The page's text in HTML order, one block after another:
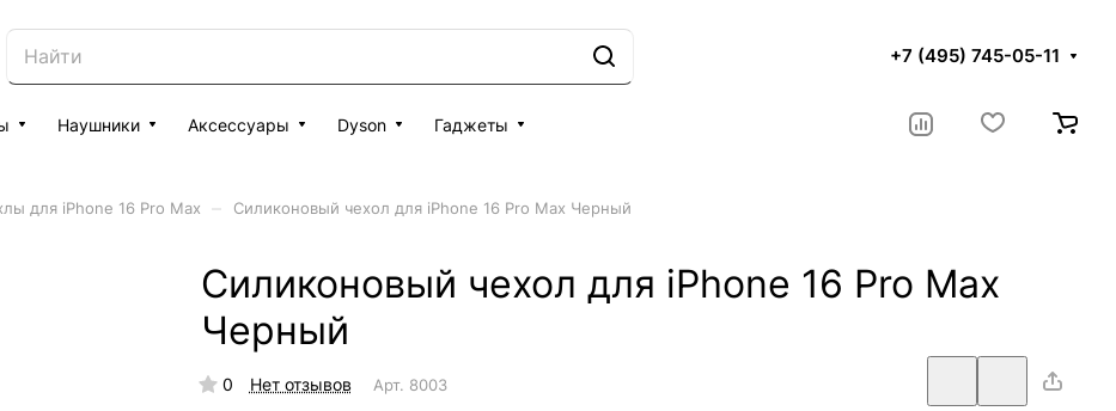
+7 (495) 745-05-11
Наушники Аксессуары Dyson Гаджеты
для iPhone 16 Pro Max Силиконовый чехол для iPhone 16 Pro Max Черный
Силиконовый чехол для iPhone 16 Pro Max
Черный
0 Нет отзывов Арт. 8003